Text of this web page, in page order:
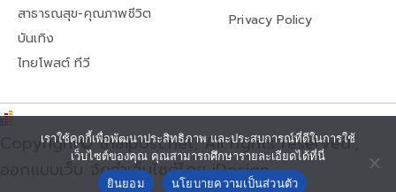
สาธารณสุข-คุณภาพชีวิต
บันเทิง
ไทยโพสต์ ทีวี
Privacy Policy
Copyright© thaipost.net, All rights reserved.,
ออกแบบเว็บ จัดทำเว็บไซต์โดย iDesign
เราใช้คุกกี้เพื่อพัฒนาประสิทธิภาพ และประสบการณ์ที่ดีในการใช้
เว็บไซต์ของคุณ คุณสามารถศึกษารายละเอียดได้ที่นี่
ยินยอม
นโยบายความเป็นส่วนตัว